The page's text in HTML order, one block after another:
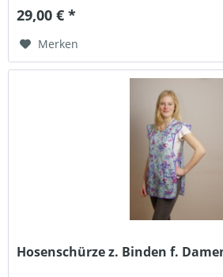
29,00 € *
Merken
Hosenschürze z. Binden f.